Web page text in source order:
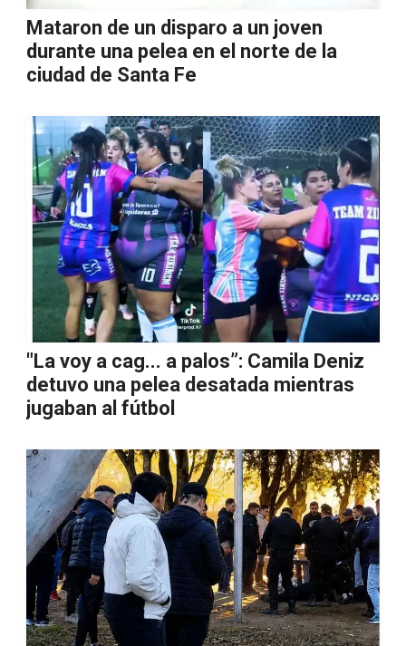
Mataron de un disparo a un joven
durante una pelea en el norte de la
ciudad de Santa Fe
"La voy a cag... a palos”: Camila Deniz
detuvo una pelea desatada mientras
jugaban al fútbol